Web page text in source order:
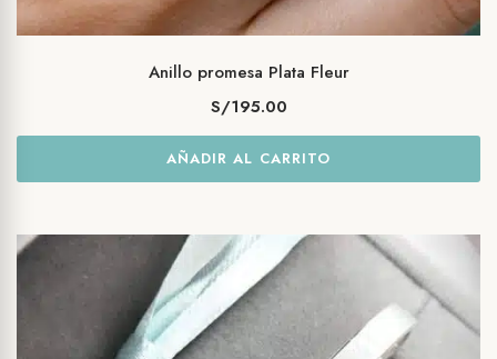
Anillo promesa Plata Fleur
S/195.00
AÑADIR AL CARRITO